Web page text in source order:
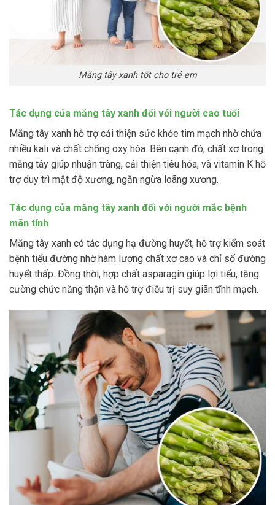
Măng tây xanh tốt cho trẻ em
Tác dụng của măng tây xanh đối với người cao tuổi
Măng tây xanh hỗ trợ cải thiện sức khỏe tim mạch nhờ chứa
nhiều kali và chất chống oxy hóa. Bên cạnh đó, chất xơ trong
măng tây giúp nhuận tràng, cải thiện tiêu hóa, và vitamin K hỗ
trợ duy trì mật độ xương, ngăn ngừa loãng xương.
Tác dụng của măng tây xanh đối với người mắc bệnh
mãn tính
Măng tây xanh có tác dụng hạ đường huyết, hỗ trợ kiểm soát
bệnh tiểu đường nhờ hàm lượng chất xơ cao và chỉ số đường
huyết thấp. Đồng thời, hợp chất asparagin giúp lợi tiểu, tăng
cường chức năng thận và hỗ trợ điều trị suy giãn tĩnh mạch.